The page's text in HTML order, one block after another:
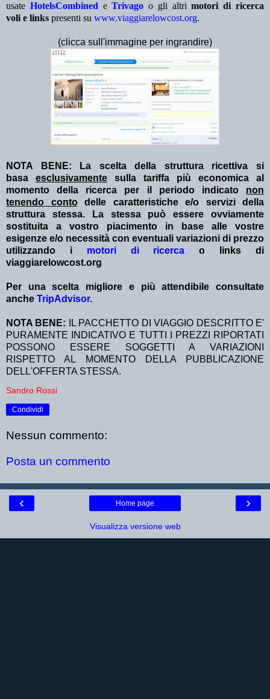
usate HotelsCombined eTrivago o gli altrimotori di ricerca
voli e links presenti su www.viaggiarelowcost.org.
(clicca sull'immagine per ingrandire)
NOTA BENE: La scelta della struttura ricettiva si
basa esclusivamente sulla tariffa più economica al
momento della ricerca per il periodo indicato non
tenendo contodelle caratteristiche e/o servizi della
struttura stessa. La stessa può essere ovviamente
sostituita a vostro piacimento in base alle vostre
esigenze e/o necessità con eventuali variazioni di prezzo
utilizzando i motori di ricerca o links di
viaggiarelowcost.org
Per una scelta migliore e più attendibile consultate
anche TripAdvisor.
NOTA BENE:
IL PACCHETTO DI VIAGGIO DESCRITTO E'
PURAMENTE INDICATIVO E TUTTI I PREZZI RIPORTATI
POSSONO ESSERE SOGGETTI A VARIAZIONI
RISPETTO AL MOMENTO DELLA PUBBLICAZIONE
DELL'OFFERTA STESSA.
Sandro Rossi
Condividi
Nessun commento:
Posta un commento
‹ ›
Home page
Visualizza versione web